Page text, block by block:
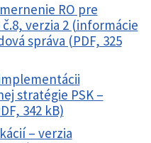
RO pre
verzia 2 (informácie
správa (PDF, 325
stratégie PSK –
342 kB)
– verzia